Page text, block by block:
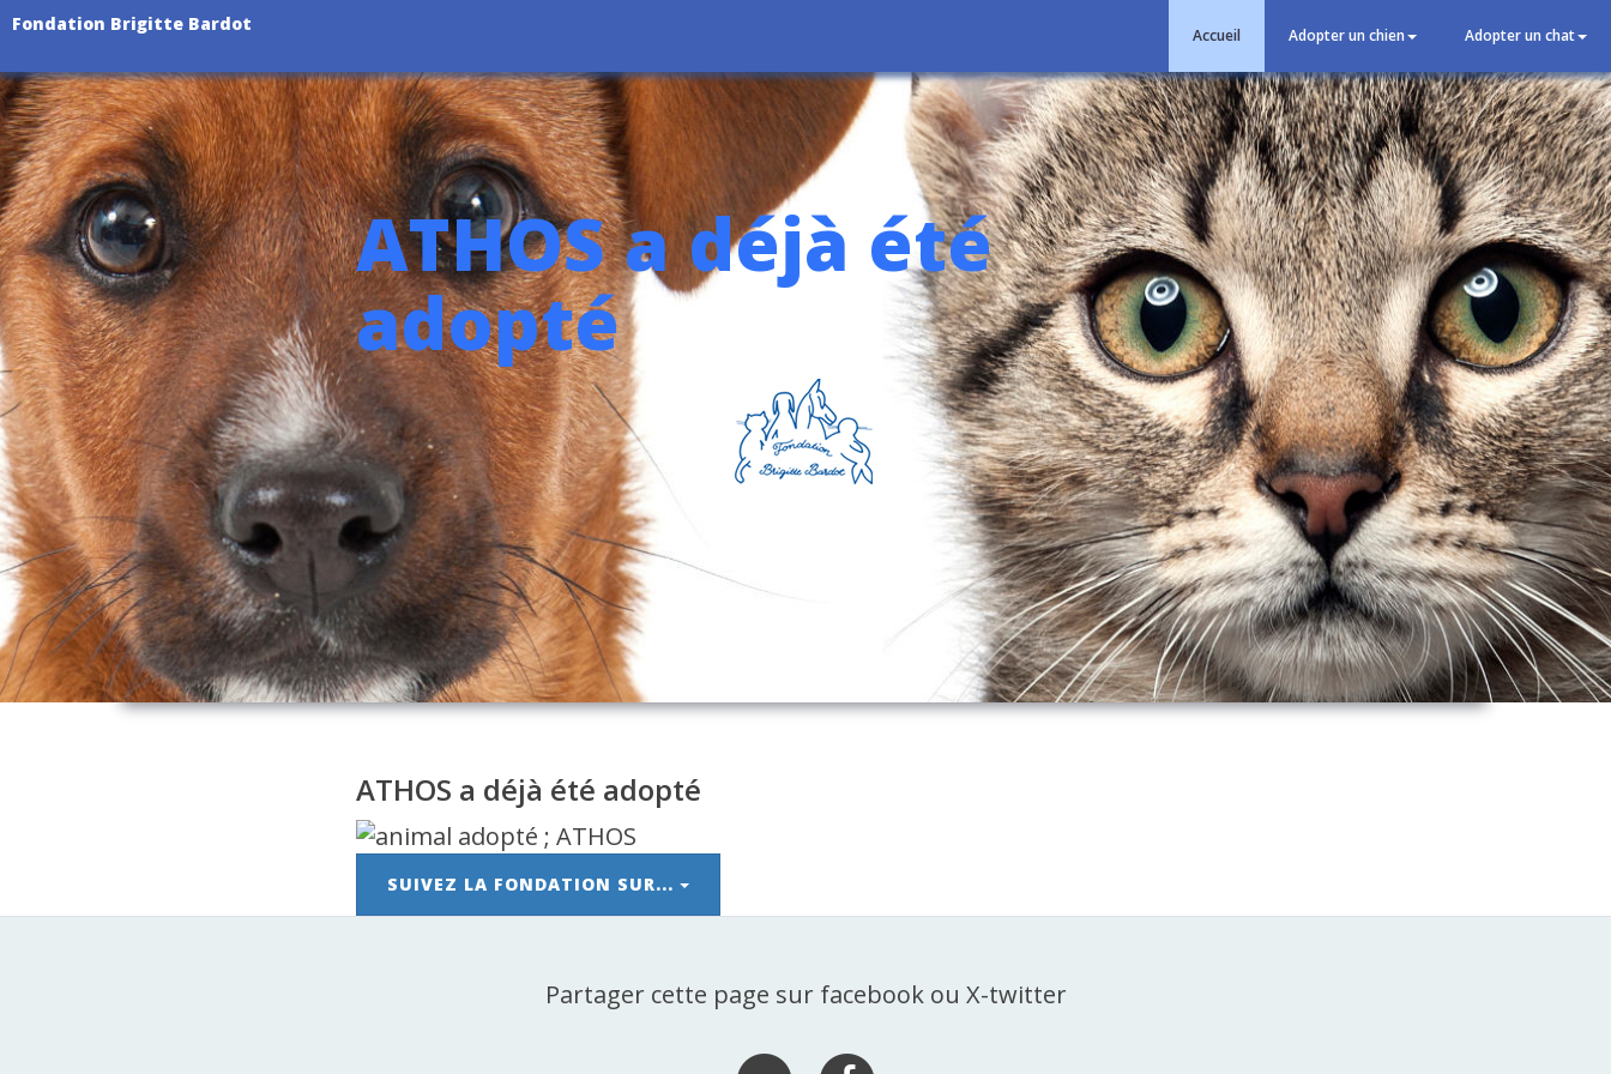
Fondation Brigitte Bardot
Accueil Adopter un chien Adopter un chat
ATHOS a déjà été
adopté
ATHOS a déjà été adopté
SUIVEZ LA FONDATION SUR...
Partager cette page sur facebook ou X-twitter